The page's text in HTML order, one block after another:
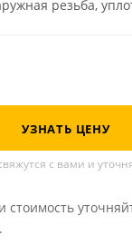
резьба,
УЗНАТЬ ЦЕНУ
с вами и
стоимость